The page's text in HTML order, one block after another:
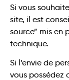
Si vous
site, il est
source” mis en
technique.
Si l’envie de
vous possédez